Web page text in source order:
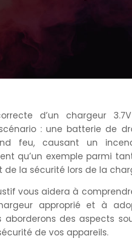
d’un chargeur
: une batterie de
feu, causant un
qu’un exemple parmi
la sécurité lors de la
vous aidera à
approprié et à
aborderons des aspects
de vos appareils.